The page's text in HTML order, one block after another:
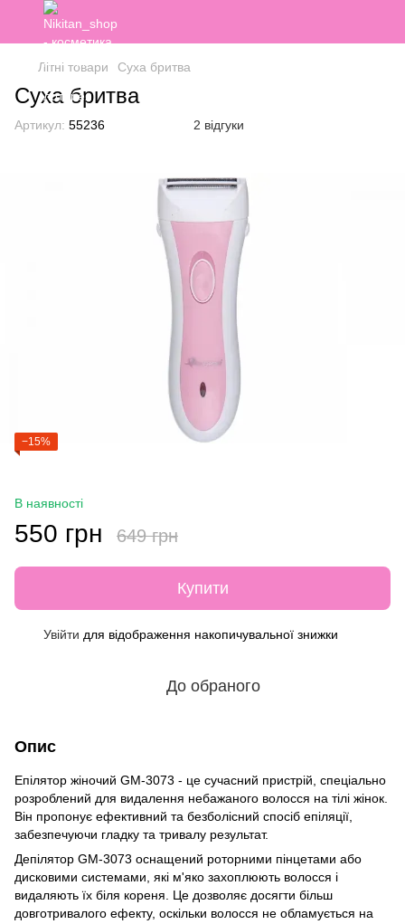
Літні товари Суха бритва
Суха бритва
Артикул: 55236 2 відгуки
−15%
В наявності
550 грн 649 грн
Купити
Увійти для відображення накопичувальної знижки
До обраного
Опис
Епілятор жіночий GM-3073 - це сучасний пристрій, спеціально
розроблений для видалення небажаного волосся на тілі жінок.
Він пропонує ефективний та безболісний спосіб епіляції,
забезпечуючи гладку та тривалу результат.
Депілятор GM-3073 оснащений роторними пінцетами або
дисковими системами, які м'яко захоплюють волосся і
видаляють їх біля кореня. Це дозволяє досягти більш
довготривалого ефекту, оскільки волосся не обламується на